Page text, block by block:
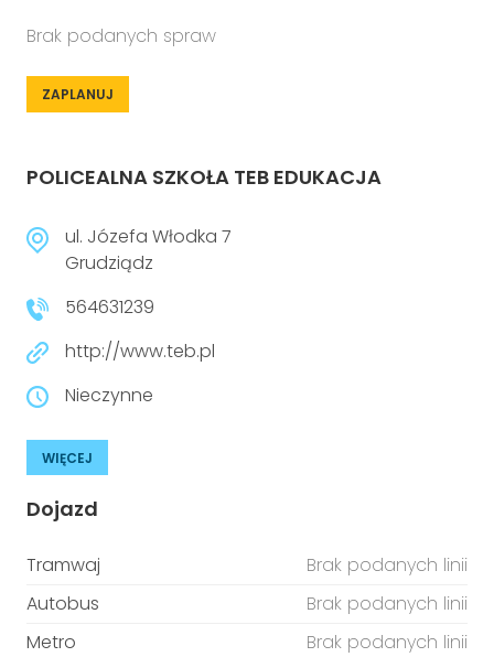
Brak podanych spraw
ZAPLANUJ
POLICEALNA SZKOŁA TEB EDUKACJA
ul. Józefa Włodka 7
Grudziądz
564631239
http://www.teb.pl
Nieczynne
WIĘCEJ
Dojazd
Tramwaj
Brak podanych linii
Autobus
Brak podanych linii
Metro
Brak podanych linii